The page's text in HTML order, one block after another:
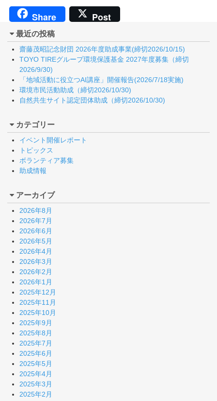
Share Post
最近の投稿
齋藤茂昭記念財団 2026年度助成事業(締切2026/10/15)
TOYO TIREグループ環境保護基金 2027年度募集（締切
2026/9/30)
「地域活動に役立つAI講座」開催報告(2026/7/18実施)
環境市民活動助成（締切2026/10/30)
自然共生サイト認定団体助成（締切2026/10/30)
カテゴリー
イベント開催レポート
トピックス
ボランティア募集
助成情報
アーカイブ
2026年8月
2026年7月
2026年6月
2026年5月
2026年4月
2026年3月
2026年2月
2026年1月
2025年12月
2025年11月
2025年10月
2025年9月
2025年8月
2025年7月
2025年6月
2025年5月
2025年4月
2025年3月
2025年2月